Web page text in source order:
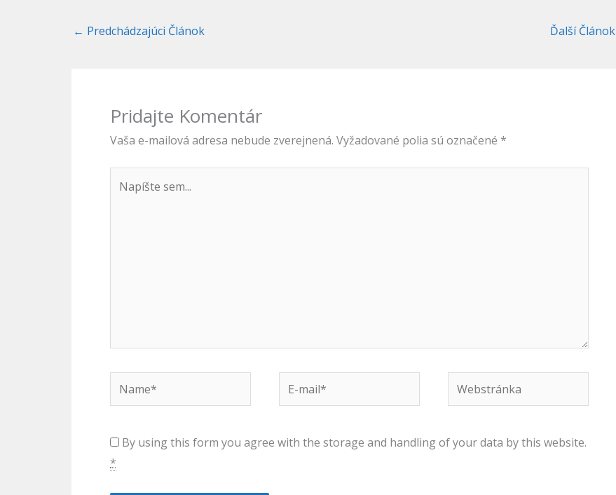
← Predchádzajúci Článok Ďalší Článok
Pridajte Komentár
Vaša e-mailová adresa nebude zverejnená. Vyžadované polia sú označené *
sem...
Name*
mail*
Webstránka
By using this form you agree with the storage and handling of your data by this website.
*